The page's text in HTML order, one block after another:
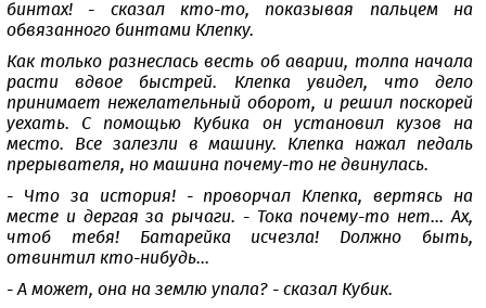
бинтах! - сказал кто-то, показывая пальцем на
обвязанного бинтами Клепку.
Как только разнеслась весть об аварии, толпа начала
расти вдвое быстрей. Клепка увидел, что дело
принимает нежелательный оборот, и решил поскорей
уехать. С помощью Кубика он установил кузов на
место. Все залезли в машину. Клепка нажал педаль
прерывателя, но машина почему-то не двинулась.
- Что за история! - проворчал Клепка, вертясь на
месте и дергая за рычаги. - Тока почему-то нет... Ах,
чтоб тебя! Батарейка исчезла! Должно быть,
отвинтил кто-нибудь...
- А может, она на землю упала? - сказал Кубик.